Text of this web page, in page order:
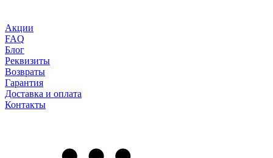
Акции
FAQ
Блог
Реквизиты
Возвраты
Гарантия
Доставка и оплата
Контакты